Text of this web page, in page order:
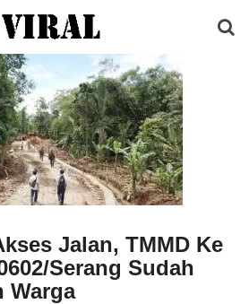
Jalan, TMMD Ke
Serang Sudah
Warga